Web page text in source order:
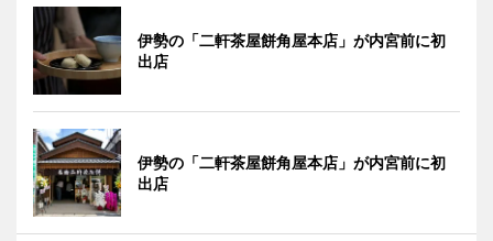
伊勢の「二軒茶屋餅角屋本店」が内宮前に初
出店
伊勢の「二軒茶屋餅角屋本店」が内宮前に初
出店